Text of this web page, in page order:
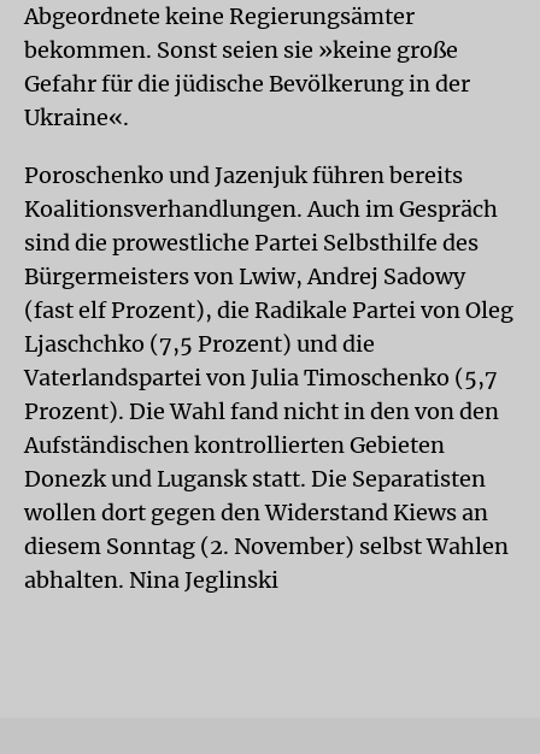
Abgeordnete keine Regierungsämter
bekommen. Sonst seien sie »keine große
Gefahr für die jüdische Bevölkerung in der
Ukraine«.
Poroschenko und Jazenjuk führen bereits
Koalitionsverhandlungen. Auch im Gespräch
sind die prowestliche Partei Selbsthilfe des
Bürgermeisters von Lwiw, Andrej Sadowy
(fast elf Prozent), die Radikale Partei von Oleg
Ljaschchko (7,5 Prozent) und die
Vaterlandspartei von Julia Timoschenko (5,7
Prozent). Die Wahl fand nicht in den von den
Aufständischen kontrollierten Gebieten
Donezk und Lugansk statt. Die Separatisten
wollen dort gegen den Widerstand Kiews an
diesem Sonntag (2. November) selbst Wahlen
abhalten. Nina Jeglinski